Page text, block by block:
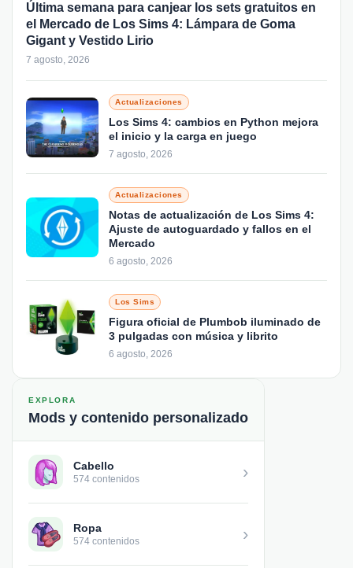
Última semana para canjear los sets gratuitos en
el Mercado de Los Sims 4: Lámpara de Goma
Gigant y Vestido Lirio
7 agosto, 2026
Actualizaciones
Los Sims 4: cambios en Python mejora
el inicio y la carga en juego
7 agosto, 2026
Actualizaciones
Notas de actualización de Los Sims 4:
Ajuste de autoguardado y fallos en el
Mercado
6 agosto, 2026
Los Sims
Figura oficial de Plumbob iluminado de
3 pulgadas con música y librito
6 agosto, 2026
EXPLORA
Mods y contenido personalizado
Cabello
574 contenidos ›
Ropa
574 contenidos ›